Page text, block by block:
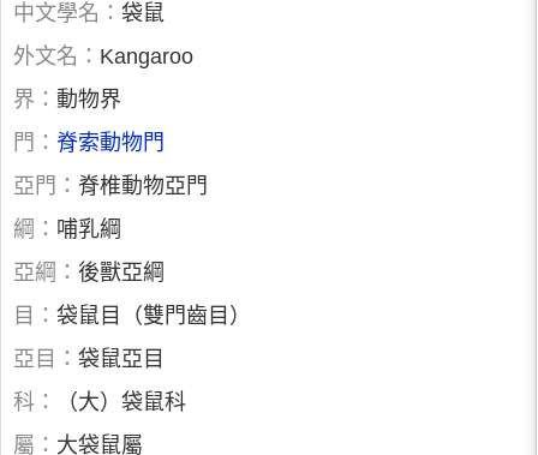
中文學名： 袋鼠
外文名： Kangaroo
界： 動物界
門： 脊索動物門
亞門： 脊椎動物亞門
綱： 哺乳綱
亞綱： 後獸亞綱
目： 袋鼠目（雙門齒目）
亞目： 袋鼠亞目
科：
（大）袋鼠科
屬： 大袋鼠屬